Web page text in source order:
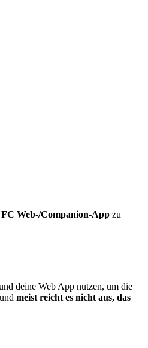
Web-/Companion-App zu
deine Web App nutzen, um die
meist reicht es nicht aus, das